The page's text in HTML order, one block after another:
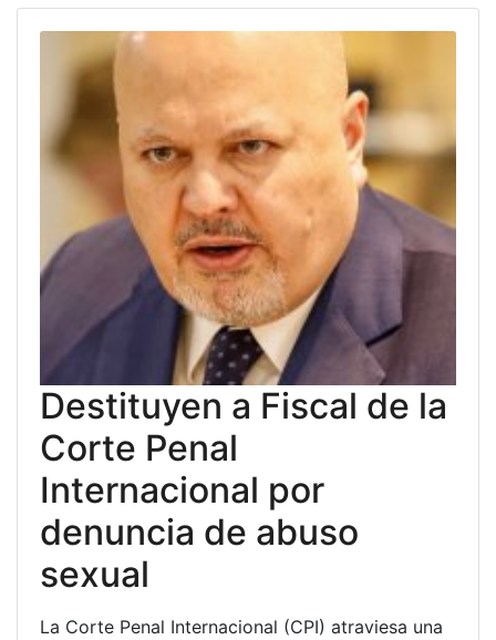
Destituyen a Fiscal de la
Corte Penal
Internacional por
denuncia de abuso
sexual
La Corte Penal Internacional (CPI) atraviesa una